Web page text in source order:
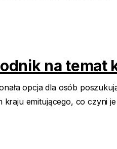
na temat
opcja dla osób
kraju emitującego, co czyni